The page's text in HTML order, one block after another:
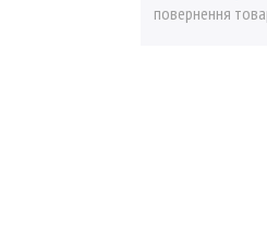
повернення